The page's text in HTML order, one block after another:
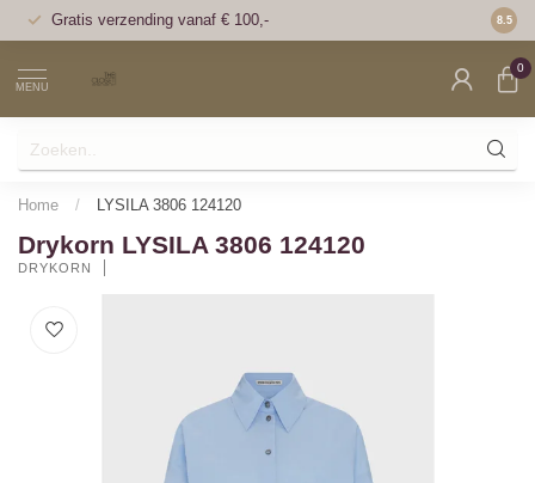
Gratis verzending vanaf € 100,- Voor
8.5
MENU
0
Home / LYSILA 3806 124120
Drykorn LYSILA 3806 124120
DRYKORN